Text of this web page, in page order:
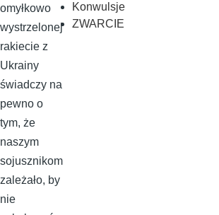
omyłkowo
wystrzelonej
rakiecie z
Ukrainy
świadczy na
pewno o
tym, że
naszym
sojusznikom
zależało, by
nie
Konwulsje
ZWARCIE